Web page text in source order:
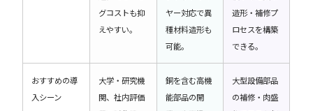
グコストも抑
えやすい。
ヤー対応で異
種材料造形も
可能。
造形・補修プ
ロセスを構築
できる。
おすすめの導
入シーン
大学・研究機
関、社内評価
銅を含む高機
能部品の開
大型設備部品
の補修・肉盛